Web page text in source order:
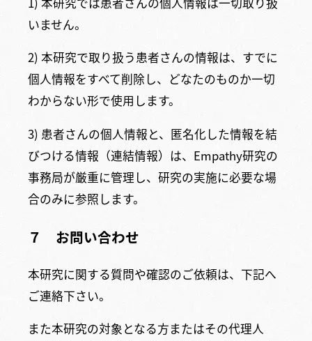
いません。
2) 本研究で取り扱う患者さんの情報は、すでに
個人情報をすべて削除し、どなたのものか一切
わからない形で使用します。
3) 患者さんの個人情報と、匿名化した情報を結
びつける情報（連結情報）は、Empathy研究の
事務局が厳重に管理し、研究の実施に必要な場
合のみに参照します。
７ お問い合わせ
本研究に関する質問や確認のご依頼は、下記へ
ご連絡下さい。
また本研究の対象となる方またはその代理人